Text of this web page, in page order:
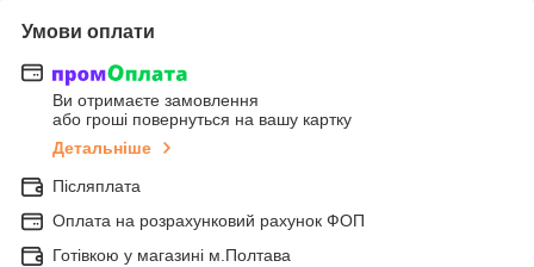
Умови оплати
Ви отримаєте замовлення
або гроші повернуться на вашу картку
Детальніше
Післяплата
Оплата на розрахунковий рахунок ФОП
Готівкою у магазині м.Полтава